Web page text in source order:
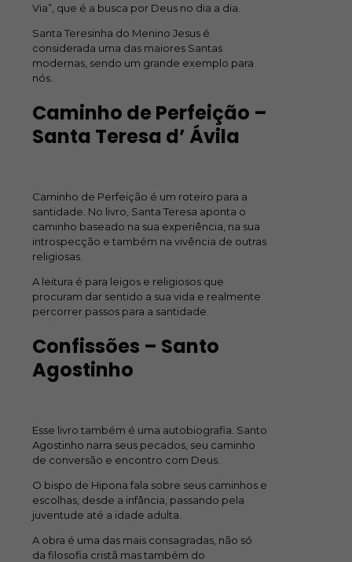
Via”, que é a busca por Deus no dia a dia.
Santa Teresinha do Menino Jesus é
considerada uma das maiores Santas
modernas, sendo um grande exemplo para
nós.
Caminho de Perfeição –
Santa Teresa d’ Ávila
Caminho de Perfeição é um roteiro para a
santidade. No livro, Santa Teresa aponta o
caminho baseado na sua experiência, na sua
introspecção e também na vivência de outras
religiosas.
A leitura é para leigos e religiosos que
procuram dar sentido a sua vida e realmente
percorrer passos para a santidade.
Confissões – Santo
Agostinho
Esse livro também é uma autobiografia. Santo
Agostinho narra seus pecados, seu caminho
de conversão e encontro com Deus.
O bispo de Hipona fala sobre seus caminhos e
escolhas, desde a infância, passando pela
juventude até a idade adulta.
A obra é uma das mais consagradas, não só
da filosofia cristã mas também do